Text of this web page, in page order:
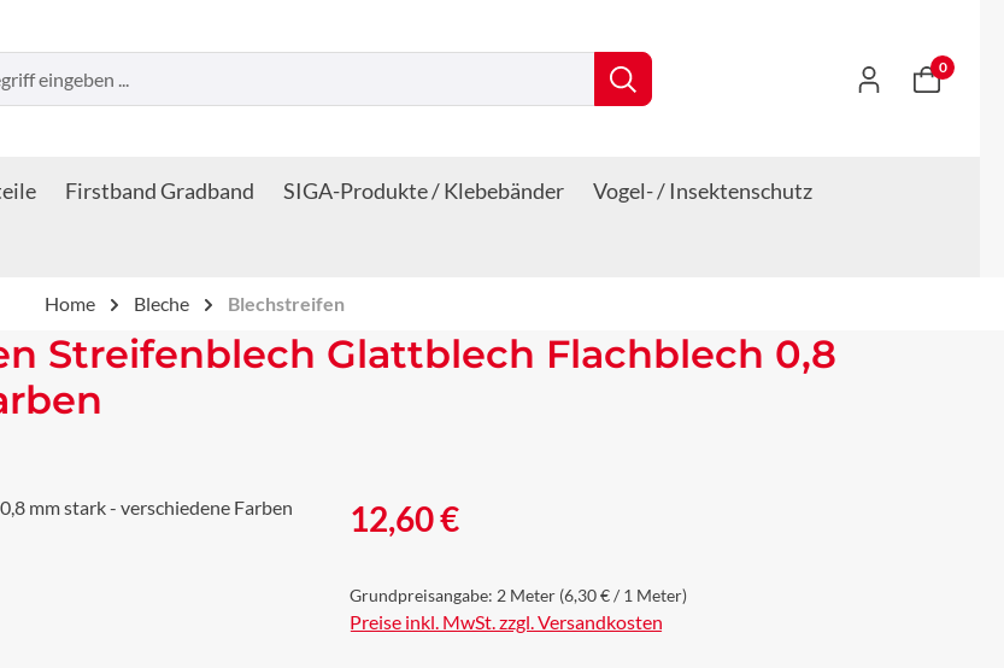
0
Firstband Gradband SIGA-Produkte / Klebebänder
Vogel- / Insektenschutz
Home Bleche Blechstreifen
Streifenblech Glattblech Flachblech 0,8
Regulärer Preis:
12,60 €
Grundpreisangabe: 2 Meter (6,30 € / 1 Meter)
Preise inkl. MwSt. zzgl. Versandkosten